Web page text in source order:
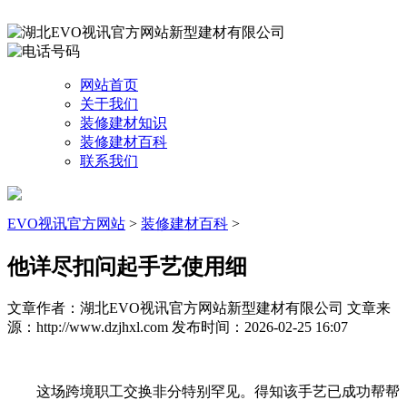
网站首页
关于我们
装修建材知识
装修建材百科
联系我们
EVO视讯官方网站 > 装修建材百科 >
他详尽扣问起手艺使用细
文章作者：湖北EVO视讯官方网站新型建材有限公司 文章来
源：http://www.dzjhxl.com 发布时间：2026-02-25 16:07
这场跨境职工交换非分特别罕见。得知该手艺已成功帮帮